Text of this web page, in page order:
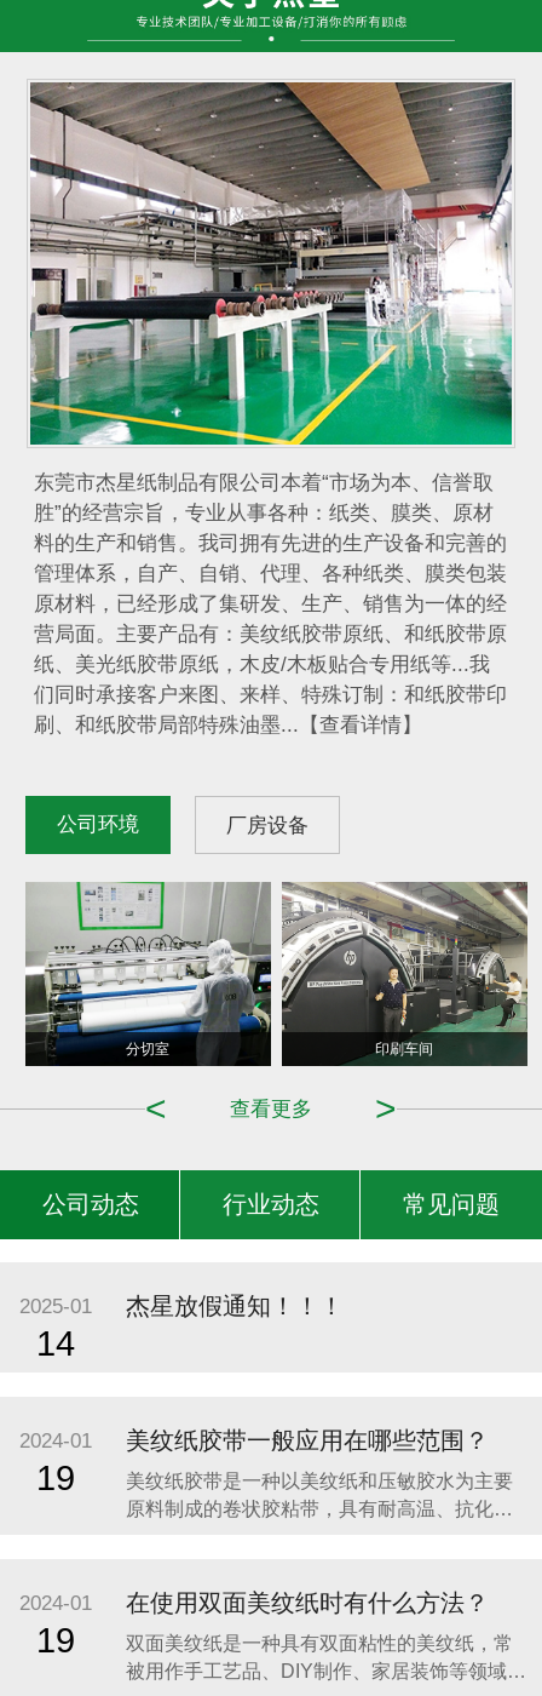
东莞市杰星纸制品有限公司本着“市场为本、信誉取
胜”的经营宗旨，专业从事各种：纸类、膜类、原材
料的生产和销售。我司拥有先进的生产设备和完善的
管理体系，自产、自销、代理、各种纸类、膜类包装
原材料，已经形成了集研发、生产、销售为一体的经
营局面。主要产品有：美纹纸胶带原纸、和纸胶带原
纸、美光纸胶带原纸，木皮/木板贴合专用纸等...我
们同时承接客户来图、来样、特殊订制：和纸胶带印
刷、和纸胶带局部特殊油墨...【查看详情】
公司环境 厂房设备
分切室 印刷车间
>
查看更多
<
造纸车间
公司动态 行业动态 常见问题
2025-01
14
杰星放假通知！！！
2024-01
19
美纹纸胶带一般应用在哪些范围？
​美纹纸胶带是一种以美纹纸和压敏胶水为主要
原料制成的卷状胶粘带，具有耐高温、抗化学
办公用品：美纹纸胶带是一种非常常用的办公
用品，它具有撕裂性好、粘合力强、拼接坚固
的特点，可以用来装订文件、保护文件、绑扎
纸张，或者用于
2024-01
19
在使用双面美纹纸时有什么方法？
​双面美纹纸是一种具有双面粘性的美纹纸，常
被用作手工艺品、DIY制作、家居装饰等领域的